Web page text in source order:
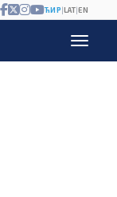
ЋИР|LAT|EN